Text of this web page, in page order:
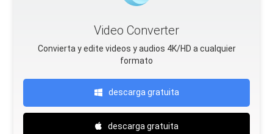
Video Converter
Convierta y edite videos y audios 4K/HD a cualquier
formato
descarga gratuita
descarga gratuita